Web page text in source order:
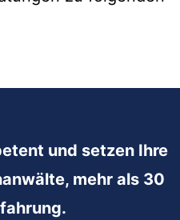
und setzen Ihre
mehr als 30